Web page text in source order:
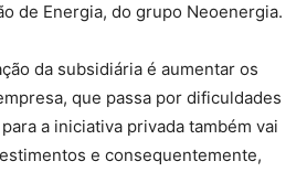
de Energia, do grupo Neoenergia.
da subsidiária é aumentar os
que passa por dificuldades
a iniciativa privada também vai
e consequentemente,